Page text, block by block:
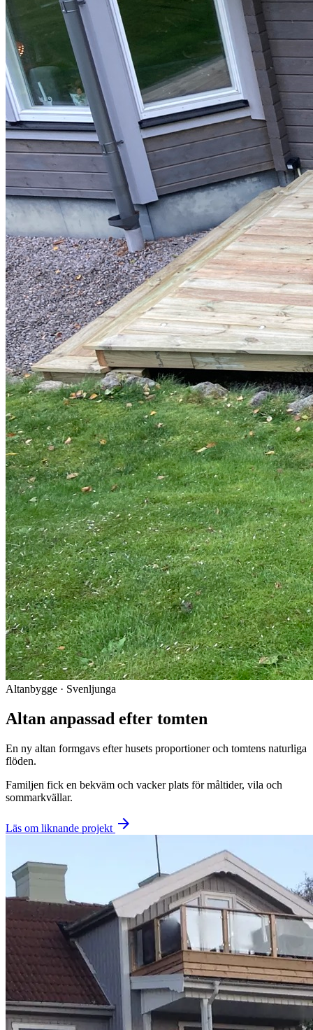
Altanbygge · Svenljunga
Altan anpassad efter tomten
En ny altan formgavs efter husets proportioner och tomtens naturliga
flöden.
Familjen fick en bekväm och vacker plats för måltider, vila och
sommarkvällar.
Läs om liknande projekt arrow_forward